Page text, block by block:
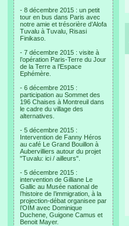
- 8 décembre 2015 : un petit
tour en bus dans Paris avec
notre amie et trésorière d’Alofa
Tuvalu à Tuvalu, Risasi
Finikaso.
- 7 décembre 2015 : visite à
l’opération Paris-Terre du Jour
de la Terre a l’Espace
Ephémère.
- 6 décembre 2015 :
participation au Sommet des
196 Chaises à Montreuil dans
le cadre du village des
alternatives.
- 5 décembre 2015 :
Intervention de Fanny Héros
au café Le Grand Bouillon à
Aubervilliers autour du projet
"Tuvalu: ici / ailleurs".
- 5 décembre 2015 :
intervention de Gilliane Le
Gallic au Musée national de
l’histoire de l’immigration, à la
projection-débat organisee par
l’OIM avec Dominique
Duchene, Guigone Camus et
Benoit Mayer.